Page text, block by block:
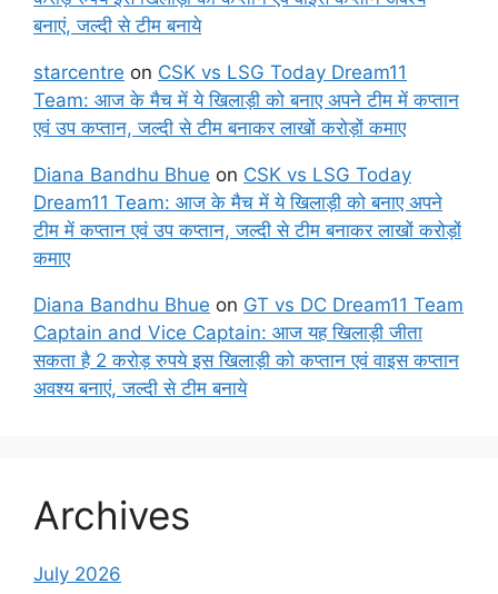
बनाएं, जल्दी से टीम बनाये
starcentre on CSK vs LSG Today Dream11
Team: आज के मैच में ये खिलाड़ी को बनाए अपने टीम में कप्तान
एवं उप कप्तान, जल्दी से टीम बनाकर लाखों करोड़ों कमाए
Diana Bandhu Bhue on CSK vs LSG Today
Dream11 Team: आज के मैच में ये खिलाड़ी को बनाए अपने
टीम में कप्तान एवं उप कप्तान, जल्दी से टीम बनाकर लाखों करोड़ों
कमाए
Diana Bandhu Bhue on GT vs DC Dream11 Team
Captain and Vice Captain: आज यह खिलाड़ी जीता
सकता है 2 करोड़ रुपये इस खिलाड़ी को कप्तान एवं वाइस कप्तान
अवश्य बनाएं, जल्दी से टीम बनाये
Archives
July 2026